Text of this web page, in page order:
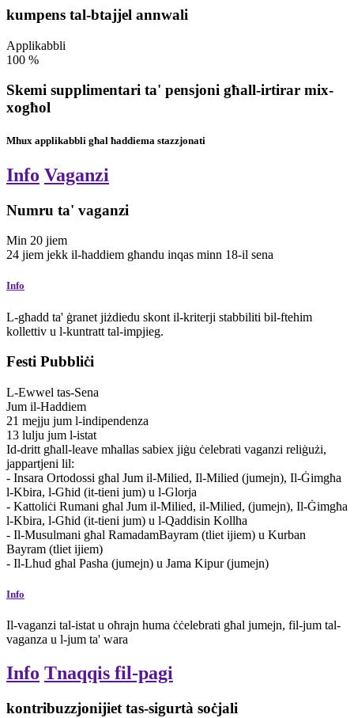
kumpens tal-btajjel annwali
Applikabbli
100 %
Skemi supplimentari ta' pensjoni għall-irtirar mix-
xogħol
Mhux applikabbli għal ħaddiema stazzjonati
Info Vaganzi
Numru ta' vaganzi
Min 20 jiem
24 jiem jekk il-ħaddiem għandu inqas minn 18-il sena
Info
L-għadd ta' ġranet jiżdiedu skont il-kriterji stabbiliti bil-ftehim
kollettiv u l-kuntratt tal-impjieg.
Festi Pubbliċi
L-Ewwel tas-Sena
Jum il-Haddiem
21 mejju jum l-indipendenza
13 lulju jum l-istat
Id-dritt għall-leave mħallas sabiex jiġu ċelebrati vaganzi reliġużi,
jappartjeni lil:
- Insara Ortodossi għal Jum il-Milied, Il-Milied (jumejn), Il-Ġimgħa
l-Kbira, l-Għid (it-tieni jum) u l-Glorja
- Kattoliċi Rumani għal Jum il-Milied, il-Milied, (jumejn), Il-Ġimgħa
l-Kbira, l-Għid (it-tieni jum) u l-Qaddisin Kollha
- Il-Musulmani għal RamadamBayram (tliet ijiem) u Kurban
Bayram (tliet ijiem)
- Il-Lhud għal Pasha (jumejn) u Jama Kipur (jumejn)
Info
Il-vaganzi tal-istat u oħrajn huma ċċelebrati għal jumejn, fil-jum tal-
vaganza u l-jum ta' wara
Info Tnaqqis fil-pagi
kontribuzzjonijiet tas-sigurtà soċjali